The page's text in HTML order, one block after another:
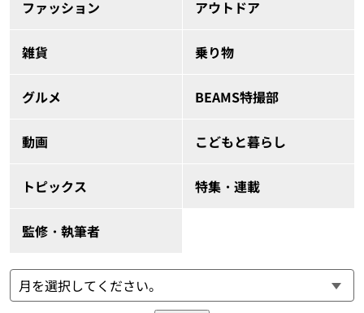
ファッション アウトドア
雑貨 乗り物
グルメ BEAMS特撮部
動画 こどもと暮らし
トピックス 特集・連載
監修・執筆者